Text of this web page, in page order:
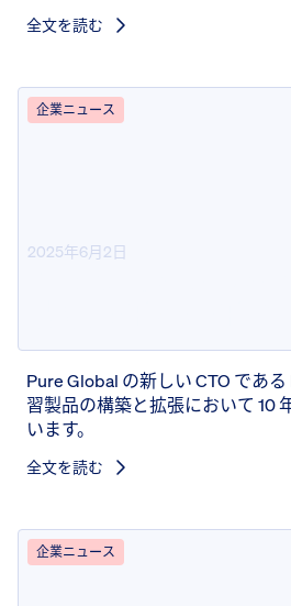
全文を読む
企業ニュース
2025年6月2日
Pure Global の新しい CTO であ
習製品の構築と拡張において 10
います。
全文を読む
企業ニュース